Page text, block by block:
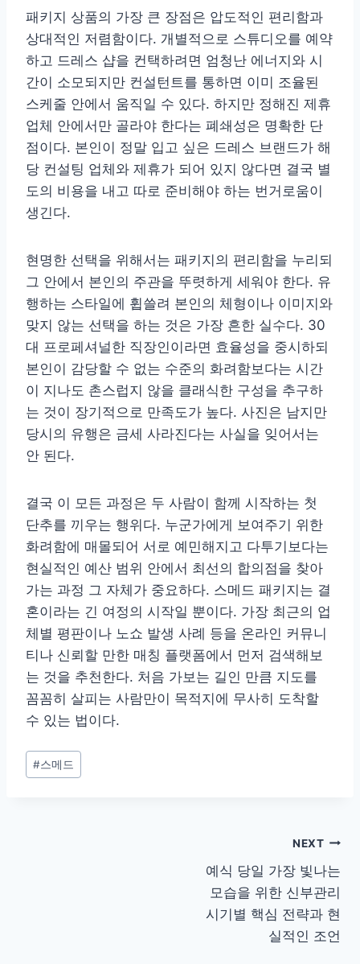
패키지 상품의 가장 큰 장점은 압도적인 편리함과
상대적인 저렴함이다. 개별적으로 스튜디오를 예약
하고 드레스 샵을 컨택하려면 엄청난 에너지와 시
간이 소모되지만 컨설턴트를 통하면 이미 조율된
스케줄 안에서 움직일 수 있다. 하지만 정해진 제휴
업체 안에서만 골라야 한다는 폐쇄성은 명확한 단
점이다. 본인이 정말 입고 싶은 드레스 브랜드가 해
당 컨설팅 업체와 제휴가 되어 있지 않다면 결국 별
도의 비용을 내고 따로 준비해야 하는 번거로움이
생긴다.
현명한 선택을 위해서는 패키지의 편리함을 누리되
그 안에서 본인의 주관을 뚜렷하게 세워야 한다. 유
행하는 스타일에 휩쓸려 본인의 체형이나 이미지와
맞지 않는 선택을 하는 것은 가장 흔한 실수다. 30
대 프로페셔널한 직장인이라면 효율성을 중시하되
본인이 감당할 수 없는 수준의 화려함보다는 시간
이 지나도 촌스럽지 않을 클래식한 구성을 추구하
는 것이 장기적으로 만족도가 높다. 사진은 남지만
당시의 유행은 금세 사라진다는 사실을 잊어서는
안 된다.
결국 이 모든 과정은 두 사람이 함께 시작하는 첫
단추를 끼우는 행위다. 누군가에게 보여주기 위한
화려함에 매몰되어 서로 예민해지고 다투기보다는
현실적인 예산 범위 안에서 최선의 합의점을 찾아
가는 과정 그 자체가 중요하다. 스메드 패키지는 결
혼이라는 긴 여정의 시작일 뿐이다. 가장 최근의 업
체별 평판이나 노쇼 발생 사례 등을 온라인 커뮤니
티나 신뢰할 만한 매칭 플랫폼에서 먼저 검색해보
는 것을 추천한다. 처음 가보는 길인 만큼 지도를
꼼꼼히 살피는 사람만이 목적지에 무사히 도착할
수 있는 법이다.
Post
Tags:
#스메드
NEXT
예식 당일 가장 빛나는
모습을 위한 신부관리
시기별 핵심 전략과 현
실적인 조언